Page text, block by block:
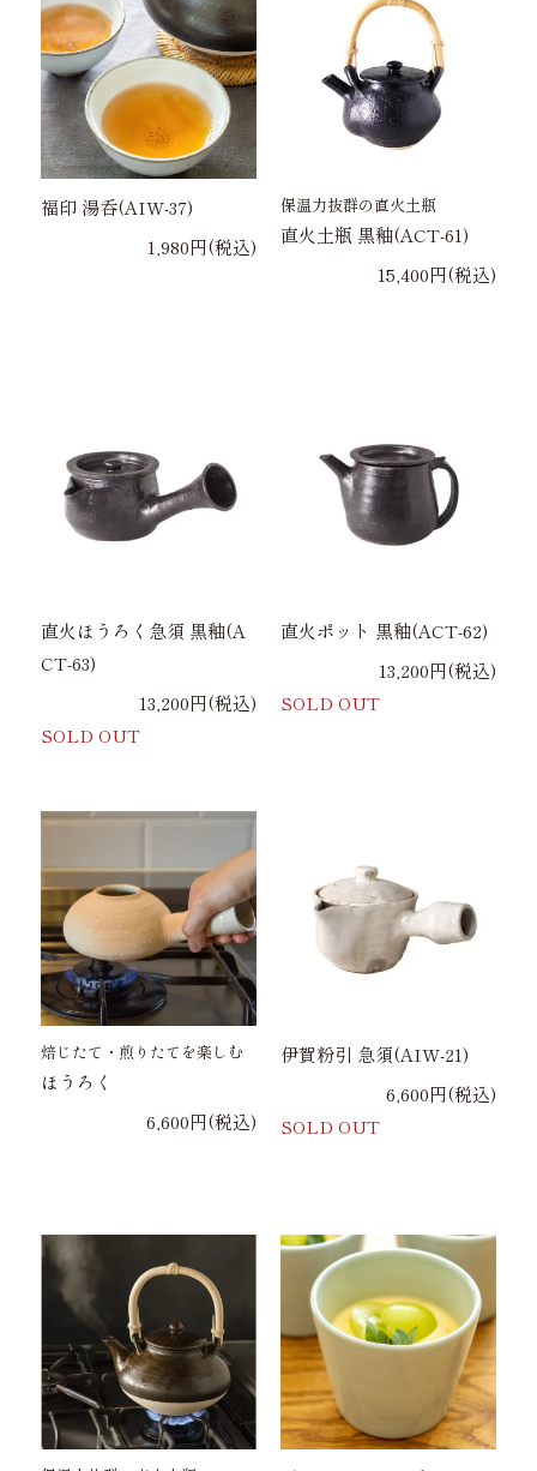
福印 湯呑(AIW-37)
1,980円(税込)
保温力抜群の直火土瓶
直火土瓶 黒釉(ACT-61)
15,400円(税込)
直火ほうろく急須 黒釉(A
CT-63)
13,200円(税込)
SOLD OUT
直火ポット 黒釉(ACT-62)
13,200円(税込)
SOLD OUT
焙じたて・煎りたてを楽しむ
ほうろく
6,600円(税込)
伊賀粉引 急須(AIW-21)
6,600円(税込)
SOLD OUT